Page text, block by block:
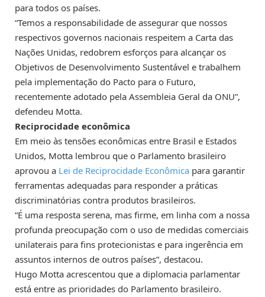
para todos os países.
“Temos a responsabilidade de assegurar que nossos
respectivos governos nacionais respeitem a Carta das
Nações Unidas, redobrem esforços para alcançar os
Objetivos de Desenvolvimento Sustentável e trabalhem
pela implementação do Pacto para o Futuro,
recentemente adotado pela Assembleia Geral da ONU”,
defendeu Motta.
Reciprocidade econômica
Em meio às tensões econômicas entre Brasil e Estados
Unidos, Motta lembrou que o Parlamento brasileiro
aprovou a Lei de Reciprocidade Econômica para garantir
ferramentas adequadas para responder a práticas
discriminatórias contra produtos brasileiros.
“É uma resposta serena, mas firme, em linha com a nossa
profunda preocupação com o uso de medidas comerciais
unilaterais para fins protecionistas e para ingerência em
assuntos internos de outros países”, destacou.
Hugo Motta acrescentou que a diplomacia parlamentar
está entre as prioridades do Parlamento brasileiro.